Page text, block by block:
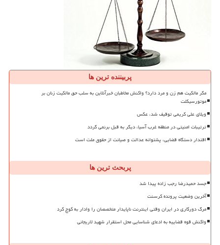
پربیننده ترین ها
مگر مالکیت هم زن و مرد دارد؟ واکنش مخاطبان خبرآنلاین به سلب حق مالکیت زنان بر
موتورسیکلت
ویلای علی کریمی توقیف شد، عکس
ترتیبات امنیتی در منطقه غرب آسیا، دیگر به قبل برنمی گردد
اقتدار دستگاه قضایی، پشتوانه عدالت و صیانت از حقوق ملت است
پربحث ترین ها
جسد حمیدرضا رجب زاده پیدا شد
آخرین وضعیت پرونده کرسنت
مرگ دورکاری در ایران وقتی اینترنت ناپایدار متخصصان را وادار به کوچ کرد
واکنش قوه قضاییه به ادعای شناسایی محل استقرار شهید لاریجانی